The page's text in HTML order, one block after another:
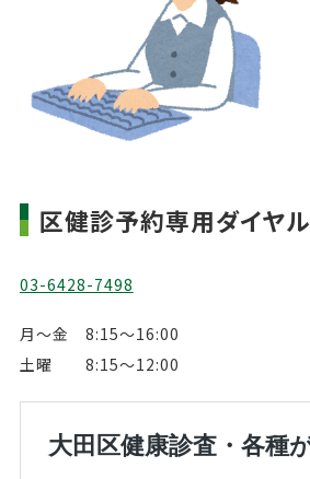
区健診予約専用ダイヤル
03-6428-7498
月～金 8:15～16:00
土曜 8:15～12:00